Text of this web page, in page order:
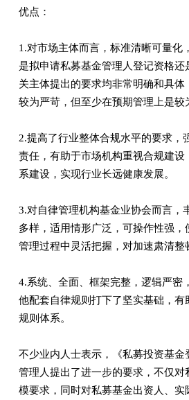
优点：
1.对市场主体而言，标准清晰可量化
是拟申请私募基金管理人登记资格还
关主体提出的要求均非常明确和具
较为严苛，但至少在预期管理上是较
2.提高了行业整体合规水平的要求，
责任，有助于市场机构重视合规建设
系建设，实现行业长远健康发展。
3.对自律管理机构基金业协会而言，
多样，适用情形广泛，可操作性强
管理过程中灵活把握，对加速肃清整
4.系统、全面、框架完整，逻辑严密
他配套自律规则打下了坚实基础，有
规则体系。
不少业内人士表示，《私募投资基金
管理人提出了进一步的要求，不仅对
模要求，同时对私募基金出资人、实